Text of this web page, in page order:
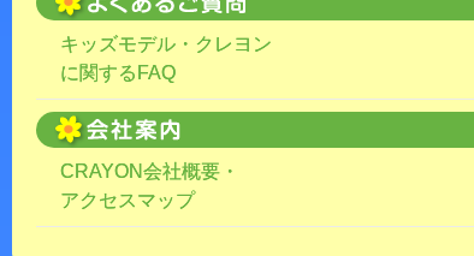
キッズモデル・クレヨン
に関するFAQ
CRAYON会社概要・
アクセスマップ